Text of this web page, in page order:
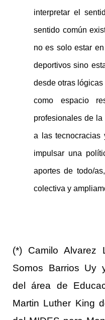
interpretar el
sentido común
no es solo estar
deportivos sino
desde otras
como espacio
profesionales de
a las tecnocracias
impulsar una
aportes de todo/
colectiva y
(*) Camilo Alvarez
Somos Barrios Uy
del área de
Martin Luther King